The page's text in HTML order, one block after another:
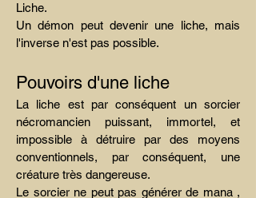
Liche.
Un démon peut devenir une liche, mais
l'inverse n'est pas possible.
Pouvoirs d'une liche
La liche est par conséquent un sorcier
nécromancien puissant, immortel, et
impossible à détruire par des moyens
conventionnels, par conséquent, une
créature très dangereuse.
Le sorcier ne peut pas générer de mana ,